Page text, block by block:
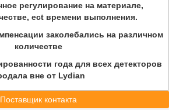
регулирование на материале,
ect времени выполнения.
заколебались на различном
количестве
года для всех детекторов
вне от Lydian
Поставщик контакта